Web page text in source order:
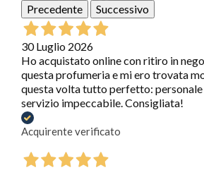
Precedente
Successivo
30 Luglio 2026
Ho acquistato online con ritiro in
questa profumeria e mi ero trovata
questa volta tutto perfetto:
servizio impeccabile. Consigliata!
Acquirente verificato